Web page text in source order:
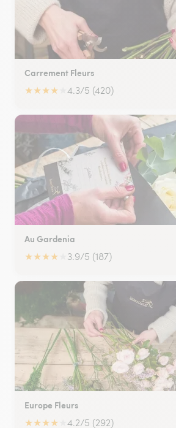
Carrement Fleurs
★★★★ 4.3/5 (420)
Au Gardenia
★★★★ 3.9/5 (187)
Europe Fleurs
★★★★ 4.2/5 (292)